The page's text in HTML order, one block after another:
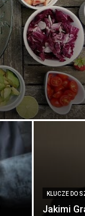
KLUCZE DO
Jakimi